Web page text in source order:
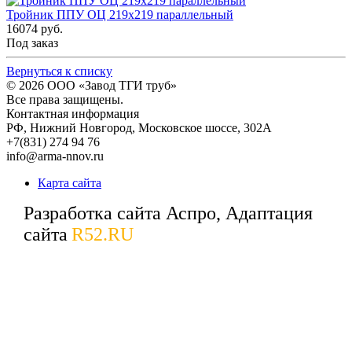
Тройник ППУ ОЦ 219x219 параллельный
16074 руб.
Под заказ
Вернуться к списку
© 2026 ООО «Завод ТГИ труб»
Все права защищены.
Контактная информация
РФ, Нижний Новгород, Московское шоссе, 302А
+7(831) 274 94 76
info@arma-nnov.ru
Карта сайта
Разработка сайта Аспро, Адаптация
сайта R52.RU